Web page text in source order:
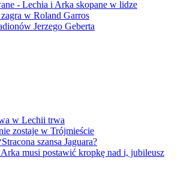
- Lechia i Arka skopane w lidze
w Roland Garros
Jerzego Geberta
w Lechii trwa
zostaje w Trójmieście
szansa Jaguara?
musi postawić kropkę nad i, jubileusz